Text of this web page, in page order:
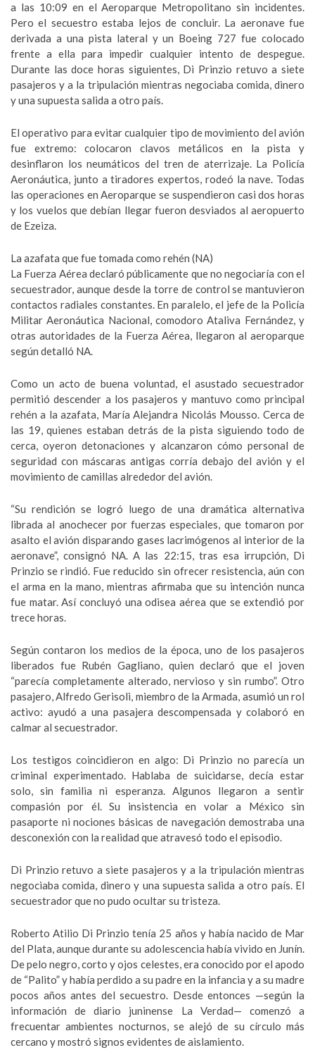
a las 10:09 en el Aeroparque Metropolitano sin incidentes.
Pero el secuestro estaba lejos de concluir. La aeronave fue
derivada a una pista lateral y un Boeing 727 fue colocado
frente a ella para impedir cualquier intento de despegue.
Durante las doce horas siguientes, Di Prinzio retuvo a siete
pasajeros y a la tripulación mientras negociaba comida, dinero
y una supuesta salida a otro país.
El operativo para evitar cualquier tipo de movimiento del avión
fue extremo: colocaron clavos metálicos en la pista y
desinflaron los neumáticos del tren de aterrizaje. La Policía
Aeronáutica, junto a tiradores expertos, rodeó la nave. Todas
las operaciones en Aeroparque se suspendieron casi dos horas
y los vuelos que debían llegar fueron desviados al aeropuerto
de Ezeiza.
La azafata que fue tomada como rehén (NA)
La Fuerza Aérea declaró públicamente que no negociaría con el
secuestrador, aunque desde la torre de control se mantuvieron
contactos radiales constantes. En paralelo, el jefe de la Policía
Militar Aeronáutica Nacional, comodoro Ataliva Fernández, y
otras autoridades de la Fuerza Aérea, llegaron al aeroparque
según detalló NA.
Como un acto de buena voluntad, el asustado secuestrador
permitió descender a los pasajeros y mantuvo como principal
rehén a la azafata, María Alejandra Nicolás Mousso. Cerca de
las 19, quienes estaban detrás de la pista siguiendo todo de
cerca, oyeron detonaciones y alcanzaron cómo personal de
seguridad con máscaras antigas corría debajo del avión y el
movimiento de camillas alrededor del avión.
“Su rendición se logró luego de una dramática alternativa
librada al anochecer por fuerzas especiales, que tomaron por
asalto el avión disparando gases lacrimógenos al interior de la
aeronave”, consignó NA. A las 22:15, tras esa irrupción, Di
Prinzio se rindió. Fue reducido sin ofrecer resistencia, aún con
el arma en la mano, mientras afirmaba que su intención nunca
fue matar. Así concluyó una odisea aérea que se extendió por
trece horas.
Según contaron los medios de la época, uno de los pasajeros
liberados fue Rubén Gagliano, quien declaró que el joven
“parecía completamente alterado, nervioso y sin rumbo”. Otro
pasajero, Alfredo Gerisoli, miembro de la Armada, asumió un rol
activo: ayudó a una pasajera descompensada y colaboró en
calmar al secuestrador.
Los testigos coincidieron en algo: Di Prinzio no parecía un
criminal experimentado. Hablaba de suicidarse, decía estar
solo, sin familia ni esperanza. Algunos llegaron a sentir
compasión por él. Su insistencia en volar a México sin
pasaporte ni nociones básicas de navegación demostraba una
desconexión con la realidad que atravesó todo el episodio.
Di Prinzio retuvo a siete pasajeros y a la tripulación mientras
negociaba comida, dinero y una supuesta salida a otro país. El
secuestrador que no pudo ocultar su tristeza.
Roberto Atilio Di Prinzio tenía 25 años y había nacido de Mar
del Plata, aunque durante su adolescencia había vivido en Junín.
De pelo negro, corto y ojos celestes, era conocido por el apodo
de “Palito” y había perdido a su padre en la infancia y a su madre
pocos años antes del secuestro. Desde entonces —según la
información de diario juninense La Verdad— comenzó a
frecuentar ambientes nocturnos, se alejó de su círculo más
cercano y mostró signos evidentes de aislamiento.